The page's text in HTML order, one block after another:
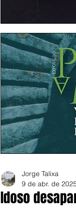
Idoso
Jorge Talixa
9 de abr. de 2025